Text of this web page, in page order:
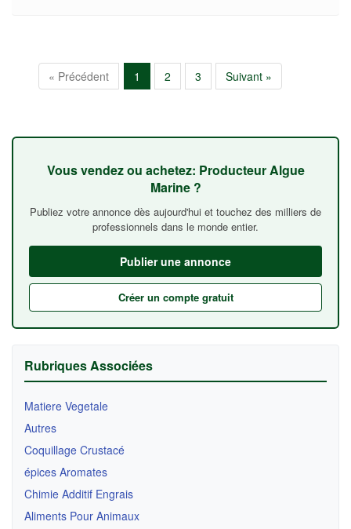
« Précédent 1 2 3 Suivant »
Vous vendez ou achetez: Producteur Algue
Marine ?
Publiez votre annonce dès aujourd'hui et touchez des milliers de
professionnels dans le monde entier.
Publier une annonce
Créer un compte gratuit
Rubriques Associées
Matiere Vegetale
Autres
Coquillage Crustacé
épices Aromates
Chimie Additif Engrais
Aliments Pour Animaux